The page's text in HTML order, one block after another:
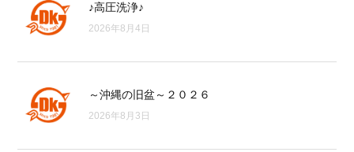
♪高圧洗浄♪
2026年8月4日
～沖縄の旧盆～２０２６
2026年8月3日